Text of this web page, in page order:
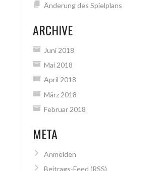
Änderung des Spielplans
ARCHIVE
Juni 2018
Mai 2018
April 2018
März 2018
Februar 2018
META
Anmelden
Beitrags-Feed (RSS)